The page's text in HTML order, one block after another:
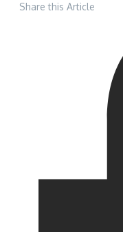
Share this Article